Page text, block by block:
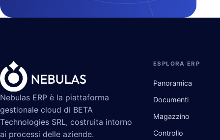
Nebulas ERP è la piattaforma
gestionale cloud di BETA
Technologies SRL, costruita intorno
ai processi delle aziende.
ESPLORA ERP
Panoramica
Documenti
Magazzino
Controllo